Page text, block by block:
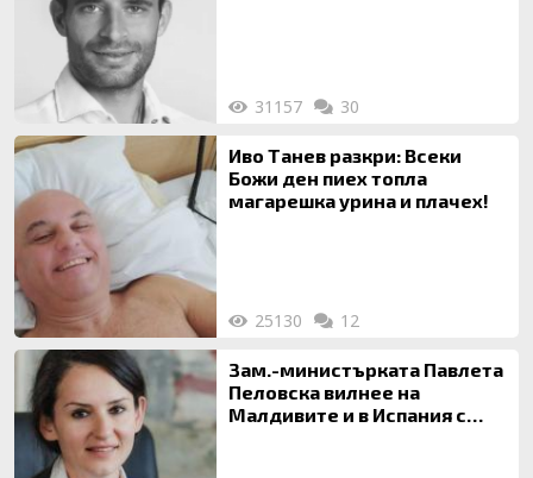
31157 30
Иво Танев разкри: Всеки
Божи ден пиех топла
магарешка урина и плачех!
25130 12
Зам.-министърката Павлета
Пеловска вилнее на
Малдивите и в Испания с